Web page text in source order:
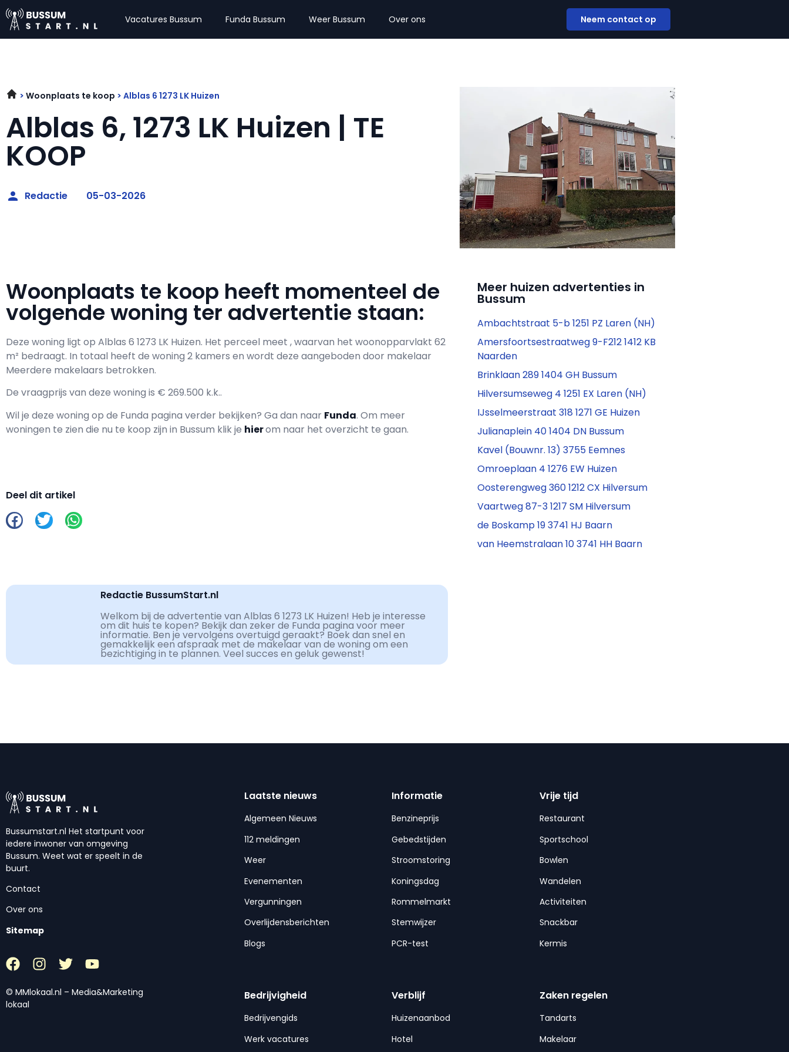
Vacatures Bussum Funda Bussum Weer Bussum Over ons Neem contact op
Woonplaats te koop Alblas 6 1273 LK Huizen
Alblas 6, 1273 LK Huizen | TE
KOOP
Redactie 05-03-2026
Woonplaats te koop heeft momenteel de
volgende woning ter advertentie staan:
Deze woning ligt op Alblas 6 1273 LK Huizen. Het perceel meet , waarvan het woonopparvlakt 62
m² bedraagt. In totaal heeft de woning 2 kamers en wordt deze aangeboden door makelaar
Meerdere makelaars betrokken.
De vraagprijs van deze woning is € 269.500 k.k..
Wil je deze woning op de Funda pagina verder bekijken? Ga dan naar Funda. Om meer
woningen te zien die nu te koop zijn in Bussum klik je hierom naar het overzicht te gaan.
Deel dit artikel
Redactie BussumStart.nl
Welkom bij de advertentie van Alblas 6 1273 LK Huizen! Heb je interesse
om dit huis te kopen? Bekijk dan zeker de Funda pagina voor meer
informatie. Ben je vervolgens overtuigd geraakt? Boek dan snel en
gemakkelijk een afspraak met de makelaar van de woning om een
bezichtiging in te plannen. Veel succes en geluk gewenst!
Meer huizen advertenties in
Bussum
Ambachtstraat 5-b 1251 PZ Laren (NH)
Amersfoortsestraatweg 9-F212 1412 KB
Naarden
Brinklaan 289 1404 GH Bussum
Hilversumseweg 4 1251 EX Laren (NH)
IJsselmeerstraat 318 1271 GE Huizen
Julianaplein 40 1404 DN Bussum
Kavel (Bouwnr. 13) 3755 Eemnes
Omroeplaan 4 1276 EW Huizen
Oosterengweg 360 1212 CX Hilversum
Vaartweg 87-3 1217 SM Hilversum
de Boskamp 19 3741 HJ Baarn
van Heemstralaan 10 3741 HH Baarn
Bussumstart.nl Het startpunt voor
iedere inwoner van omgeving
Bussum. Weet wat er speelt in de
buurt.
Contact
Over ons
Sitemap
© MMlokaal.nl – Media&Marketing
lokaal
Laatste nieuws
Algemeen Nieuws
112 meldingen
Weer
Evenementen
Vergunningen
Overlijdensberichten
Blogs
Informatie
Benzineprijs
Gebedstijden
Stroomstoring
Koningsdag
Rommelmarkt
Stemwijzer
PCR-test
Vrije tijd
Restaurant
Sportschool
Bowlen
Wandelen
Activiteiten
Snackbar
Kermis
Bedrijvigheid
Bedrijvengids
Werk vacatures
Verblijf
Huizenaanbod
Hotel
Zaken regelen
Tandarts
Makelaar